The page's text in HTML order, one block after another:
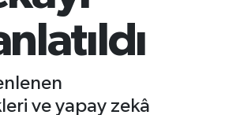
ve yapay zekâ